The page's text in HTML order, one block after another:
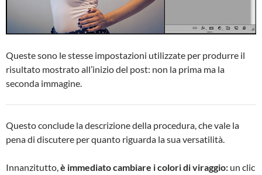
Queste sono le stesse impostazioni utilizzate per produrre il
risultato mostrato all’inizio del post: non la prima ma la
seconda immagine.
Questo conclude la descrizione della procedura, che vale la
pena di discutere per quanto riguarda la sua versatilità.
Innanzitutto,è immediato cambiare i colori di viraggio: un clic